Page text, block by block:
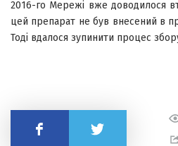
2016-го Мережі вже доводилося
цей препарат не був внесений в
Тоді вдалося зупинити процес
Поділитись